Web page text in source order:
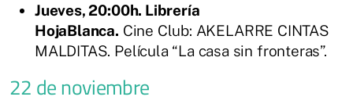
Jueves, 20:00h. Librería
HojaBlanca. Cine Club: AKELARRE CINTAS
MALDITAS. Película “La casa sin fronteras”.
22 de noviembre